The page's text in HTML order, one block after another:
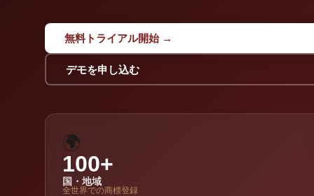
無料トライアル開始 →
デモを申し込む
🌍
100+
国・地域
全世界での商標登録